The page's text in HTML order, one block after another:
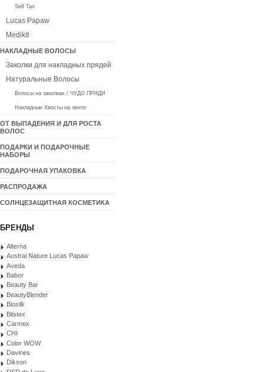
Self Tan
Lucas Papaw
Medik8
НАКЛАДНЫЕ ВОЛОСЫ
Заколки для накладных прядей
Натуральные Волосы
Волосы на заколках / ЧУДО ПРЯДИ
Накладные Хвосты на ленте
ОТ ВЫПАДЕНИЯ И ДЛЯ РОСТА
ВОЛОС
ПОДАРКИ И ПОДАРОЧНЫЕ
НАБОРЫ
ПОДАРОЧНАЯ УПАКОВКА
РАСПРОДАЖА
СОЛНЦЕЗАЩИТНАЯ КОСМЕТИКА
БРЕНДЫ
Alterna
Austral Nature Lucas Papaw
Aveda
Babor
Beauty Bar
BeautyBlender
Biosilk
Blistex
Carmex
CHI
Color WOW
Davines
Dikson